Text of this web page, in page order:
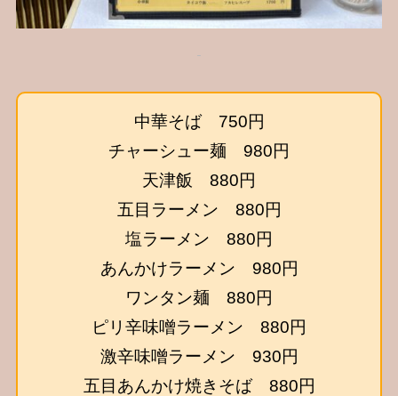
中華そば 750円
チャーシュー麺 980円
天津飯 880円
五目ラーメン 880円
塩ラーメン 880円
あんかけラーメン 980円
ワンタン麺 880円
ピリ辛味噌ラーメン 880円
激辛味噌ラーメン 930円
五目あんかけ焼きそば 880円